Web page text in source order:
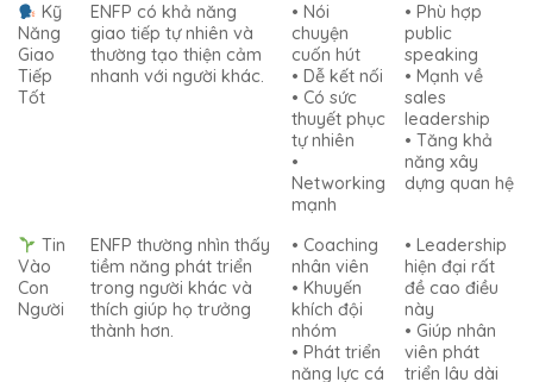
Kỹ
Năng
Giao
Tiếp
Tốt
ENFP có khả năng
giao tiếp tự nhiên và
thường tạo thiện cảm
nhanh với người khác.
• Nói
chuyện
cuốn hút
• Dễ kết nối
• Có sức
thuyết phục
tự nhiên
•
Networking
mạnh
• Phù hợp
public
speaking
• Mạnh về
sales
leadership
• Tăng khả
năng xây
dựng quan hệ
Tin
Vào
Con
Người
ENFP thường nhìn thấy
tiềm năng phát triển
trong người khác và
thích giúp họ trưởng
thành hơn.
• Coaching
nhân viên
• Khuyến
khích đội
nhóm
• Phát triển
năng lực cá
• Leadership
hiện đại rất
đề cao điều
này
• Giúp nhân
viên phát
triển lâu dài